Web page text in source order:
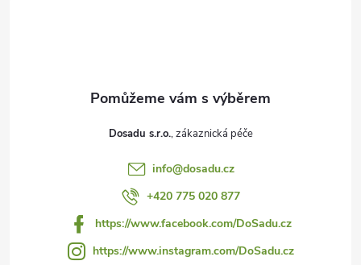
Dosadu s.r.o.
info@dosadu.cz
+420 775 020 877
https://www.facebook.com/DoSadu.cz
https://www.instagram.com/DoSadu.cz